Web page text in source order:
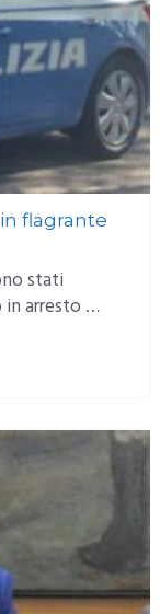
flagrante
stati
in arresto …